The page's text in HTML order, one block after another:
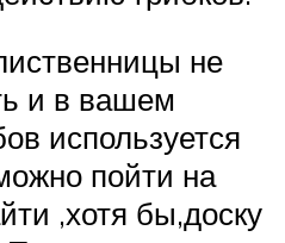
не
и в вашем
используется
пойти на
,хотя бы,доску